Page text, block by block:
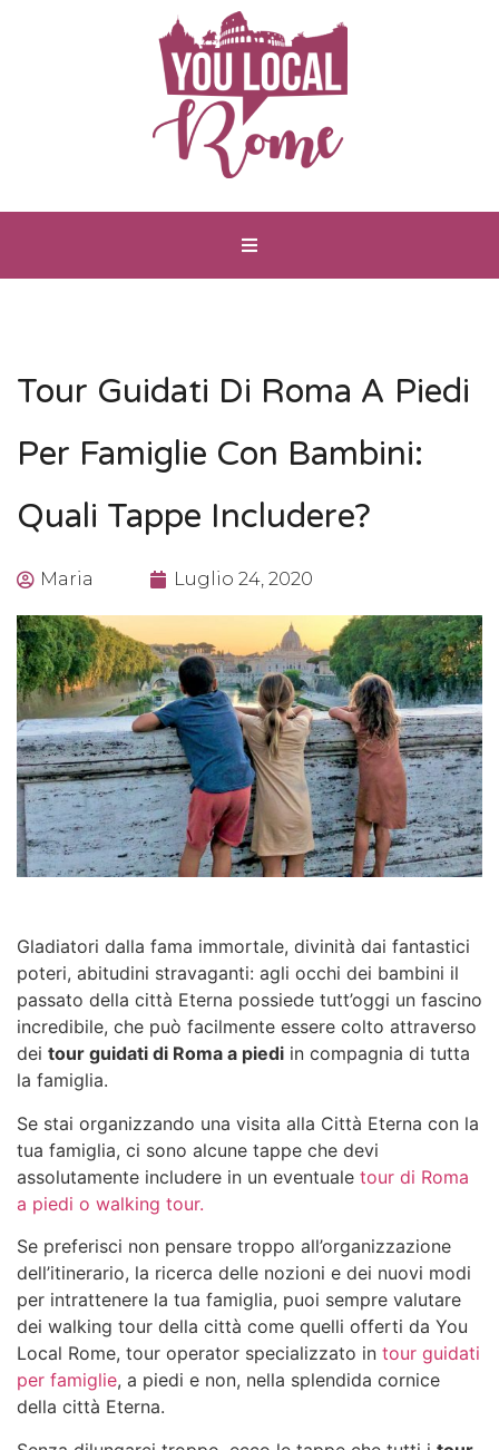
Tour Guidati Di Roma A Piedi
Per Famiglie Con Bambini:
Quali Tappe Includere?
Maria Luglio 24, 2020
Gladiatori dalla fama immortale, divinità dai fantastici
poteri, abitudini stravaganti: agli occhi dei bambini il
passato della città Eterna possiede tutt’oggi un fascino
incredibile, che può facilmente essere colto attraverso
dei tour guidati di Roma a piedi in compagnia di tutta
la famiglia.
Se stai organizzando una visita alla Città Eterna con la
tua famiglia, ci sono alcune tappe che devi
assolutamente includere in un eventuale tour di Roma
a piedi o walking tour.
Se preferisci non pensare troppo all’organizzazione
dell’itinerario, la ricerca delle nozioni e dei nuovi modi
per intrattenere la tua famiglia, puoi sempre valutare
dei walking tour della città come quelli offerti da You
Local Rome, tour operator specializzato in tour guidati
per famiglie, a piedi e non, nella splendida cornice
della città Eterna.